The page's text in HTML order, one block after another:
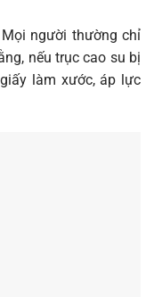
người thường chỉ
nếu trục cao su bị
làm xước, áp lực